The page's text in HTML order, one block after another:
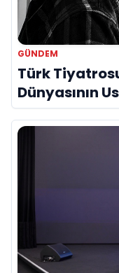
GÜNDEM
Türk
Dünyasının
Hayatını